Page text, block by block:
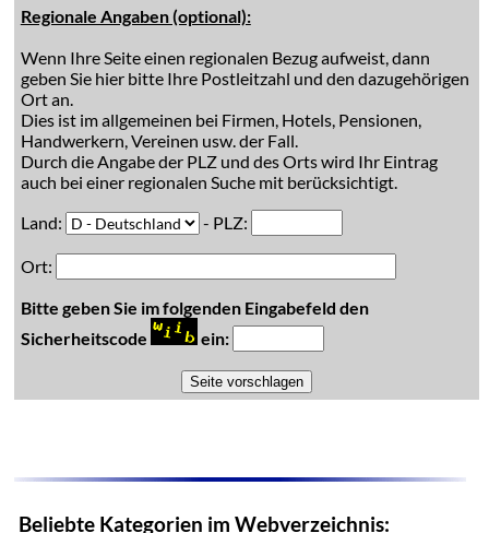
Regionale Angaben (optional):
Wenn Ihre Seite einen regionalen Bezug aufweist, dann
geben Sie hier bitte Ihre Postleitzahl und den dazugehörigen
Ort an.
Dies ist im allgemeinen bei Firmen, Hotels, Pensionen,
Handwerkern, Vereinen usw. der Fall.
Durch die Angabe der PLZ und des Orts wird Ihr Eintrag
auch bei einer regionalen Suche mit berücksichtigt.
Land:
- PLZ:
Ort:
Bitte geben Sie im folgenden Eingabefeld den
Sicherheitscode
ein:
Beliebte Kategorien im Webverzeichnis: